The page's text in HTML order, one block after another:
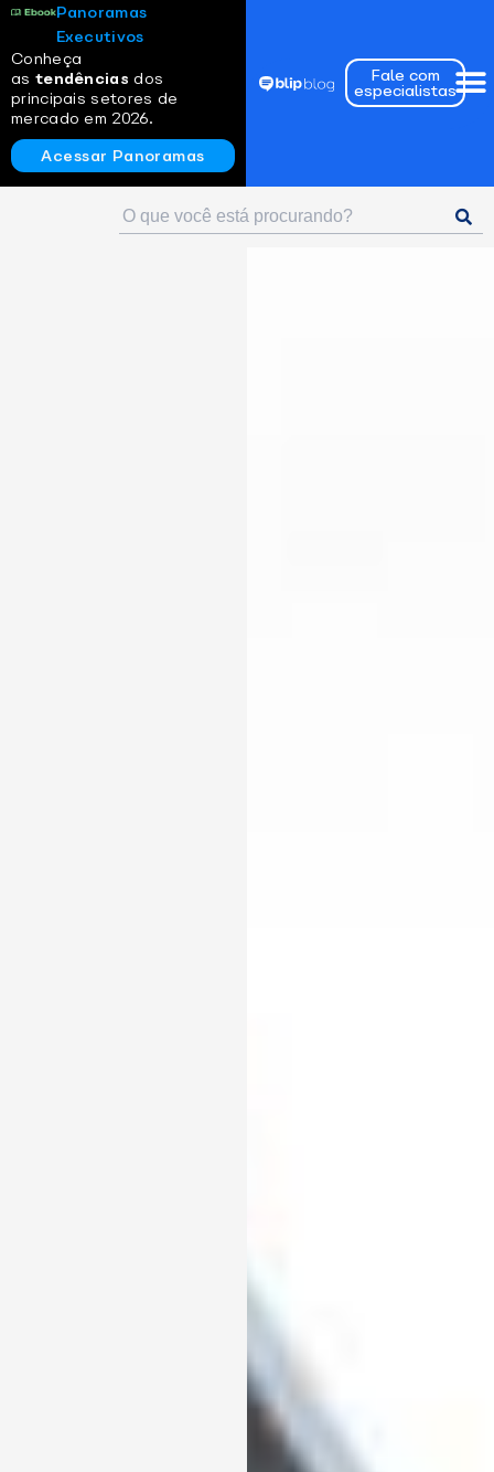
Panoramas
Executivos
Conheça
as tendências dos
principais setores de
mercado em 2026.
Acessar Panoramas
Fale com
especialistas